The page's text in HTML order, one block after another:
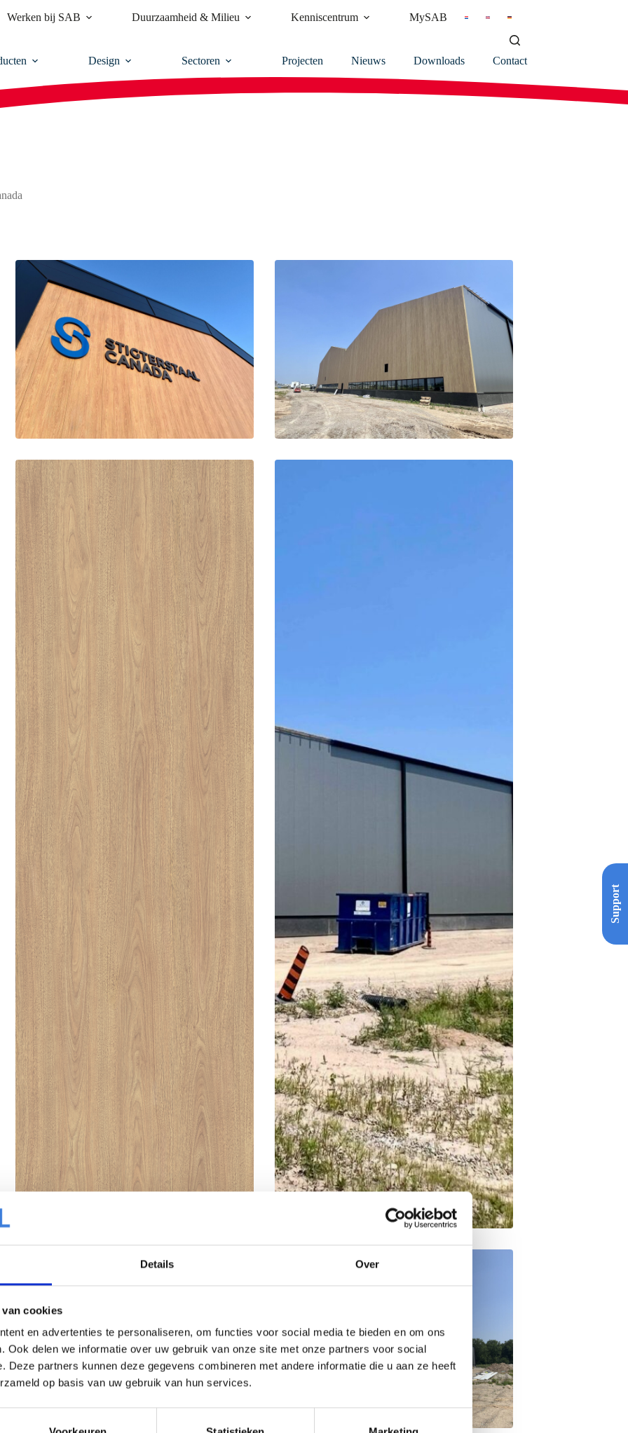
Details Over
cookies
en advertenties te personaliseren, om functies voor social media te bieden en om ons
Ook delen we informatie over uw gebruik van onze site met onze partners voor social
Deze partners kunnen deze gegevens combineren met andere informatie die u aan ze heeft
op basis van uw gebruik van hun services.
Werken bij SAB Duurzaamheid & Milieu Kenniscentrum MySAB
Design Sectoren Projecten Nieuws Downloads Contact
Support